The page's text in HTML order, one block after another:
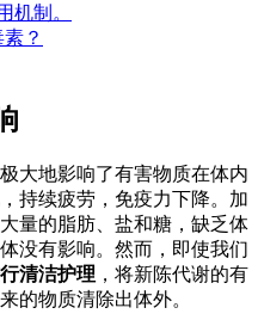
机制。
？
大地影响了有害物质在体内
持续疲劳，免疫力下降。加
量的脂肪、盐和糖，缺乏体
没有影响。然而，即使我们
清洁护理 ，将新陈代谢的有
的物质清除出体外。